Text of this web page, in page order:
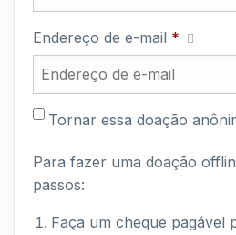
Endereço de e-mail *
Tornar essa doação
Para fazer uma doação
passos:
Faça um cheque pagável